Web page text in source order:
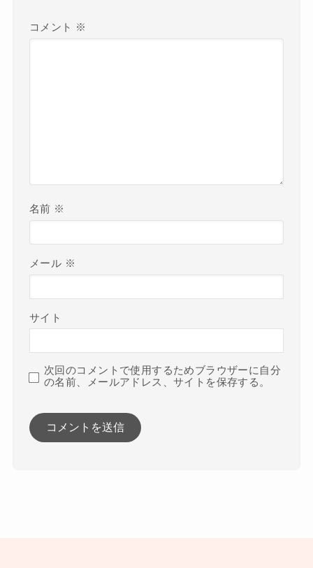
コメント ※
名前 ※
メール ※
サイト
次回のコメントで使用するためブラウザーに自分
の名前、メールアドレス、サイトを保存する。